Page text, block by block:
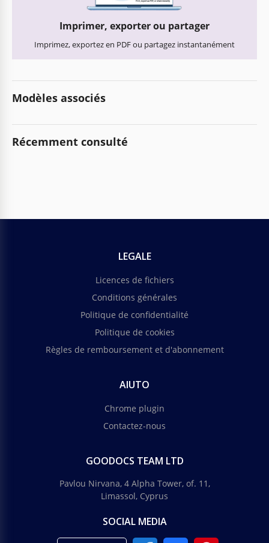
Imprimer, exporter ou partager
Imprimez, exportez en PDF ou partagez instantanément
Modèles associés
Récemment consulté
LEGALE
Licences de fichiers
Conditions générales
Politique de confidentialité
Politique de cookies
Règles de remboursement et d'abonnement
AIUTO
Chrome plugin
Contactez-nous
GOODOCS TEAM LTD
Pavlou Nirvana, 4 Alpha Tower, of. 11,
Limassol, Cyprus
SOCIAL MEDIA